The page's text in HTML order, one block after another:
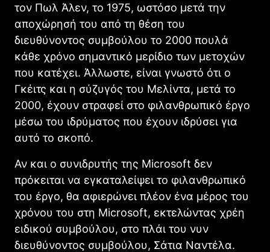
τον Πωλ Άλεν, το 1975, ωστόσο μετά την
αποχώρησή του από τη θέση του
διευθύνοντος συμβούλου το 2000 πουλά
κάθε χρόνο σημαντικό μερίδιο των μετοχών
που κατέχει. Άλλωστε, είναι γνωστό ότι ο
Γκέιτς και η σύζυγός του Μελίντα, μετά το
2000, έχουν στραφεί στο φιλανθρωπικό έργο
μέσω του ιδρύματος που έχουν ιδρύσει για
αυτό το σκοπό.
Αν και ο συνιδρυτής της Microsoft δεν
πρόκειται να εγκαταλείψει το φιλανθρωπικό
του έργο, θα αφιερώνει πλέον ένα μέρος του
χρόνου του στη Microsoft, εκτελώντας χρέη
ειδικού συμβούλου, στο πλάι του νυν
διευθύνοντος συμβούλου, Σάτια Ναντέλα.